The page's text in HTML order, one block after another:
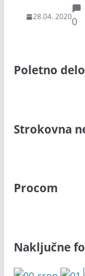
28.04. 20200
Poletno
Strokovna
Procom
Naključne